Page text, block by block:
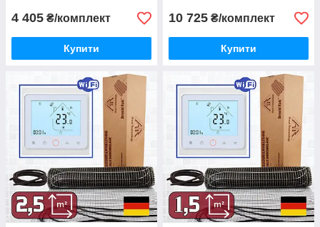
4 405 ₴/комплект
Купити
10 725 ₴/комплект
Купити